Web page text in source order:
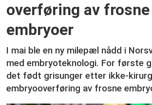
overføring av frosne
embryoer
I mai ble en ny milepæl nådd i
med embryoteknologi. For første
det født grisunger etter ikke-
embryooverføring av frosne